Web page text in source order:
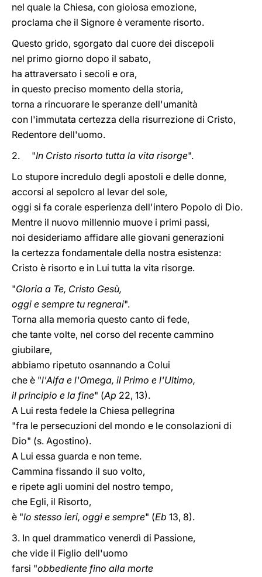
nel quale la Chiesa, con gioiosa emozione,
proclama che il Signore è veramente risorto.
Questo grido, sgorgato dal cuore dei discepoli
nel primo giorno dopo il sabato,
ha attraversato i secoli e ora,
in questo preciso momento della storia,
torna a rincuorare le speranze dell'umanità
con l'immutata certezza della risurrezione di Cristo,
Redentore dell'uomo.
2. "In Cristo risorto tutta la vita risorge".
Lo stupore incredulo degli apostoli e delle donne,
accorsi al sepolcro al levar del sole,
oggi si fa corale esperienza dell'intero Popolo di Dio.
Mentre il nuovo millennio muove i primi passi,
noi desideriamo affidare alle giovani generazioni
la certezza fondamentale della nostra esistenza:
Cristo è risorto e in Lui tutta la vita risorge.
"Gloria a Te, Cristo Gesù,
oggi e sempre tu regnerai".
Torna alla memoria questo canto di fede,
che tante volte, nel corso del recente cammino
giubilare,
abbiamo ripetuto osannando a Colui
che è "l'Alfa e l'Omega, il Primo e l'Ultimo,
il principio e la fine" (Ap 22, 13).
A Lui resta fedele la Chiesa pellegrina
"fra le persecuzioni del mondo e le consolazioni di
Dio" (s. Agostino).
A Lui essa guarda e non teme.
Cammina fissando il suo volto,
e ripete agli uomini del nostro tempo,
che Egli, il Risorto,
è "lo stesso ieri, oggi e sempre" (Eb 13, 8).
3. In quel drammatico venerdì di Passione,
che vide il Figlio dell'uomo
farsi "obbediente fino alla morte